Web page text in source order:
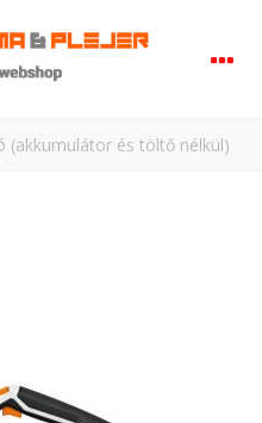
(akkumulátor és töltő nélkül)